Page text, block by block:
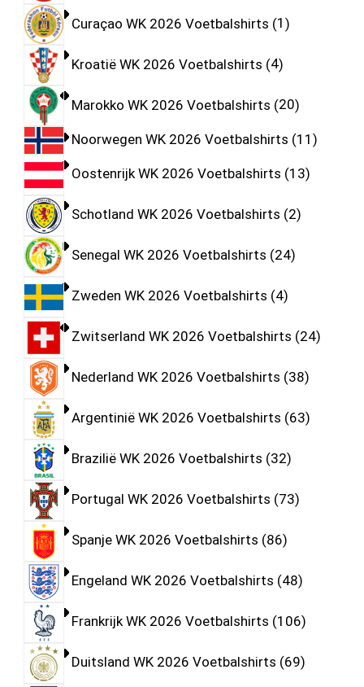
Curaçao WK 2026 Voetbalshirts 1
Kroatië WK 2026 Voetbalshirts 4
Marokko WK 2026 Voetbalshirts 20
Noorwegen WK 2026 Voetbalshirts 11
Oostenrijk WK 2026 Voetbalshirts 13
Schotland WK 2026 Voetbalshirts 2
Senegal WK 2026 Voetbalshirts 24
Zweden WK 2026 Voetbalshirts 4
Zwitserland WK 2026 Voetbalshirts 24
Nederland WK 2026 Voetbalshirts 38
Argentinië WK 2026 Voetbalshirts 63
Brazilië WK 2026 Voetbalshirts 32
Portugal WK 2026 Voetbalshirts 73
Spanje WK 2026 Voetbalshirts 86
Engeland WK 2026 Voetbalshirts 48
Frankrijk WK 2026 Voetbalshirts 106
Duitsland WK 2026 Voetbalshirts 69